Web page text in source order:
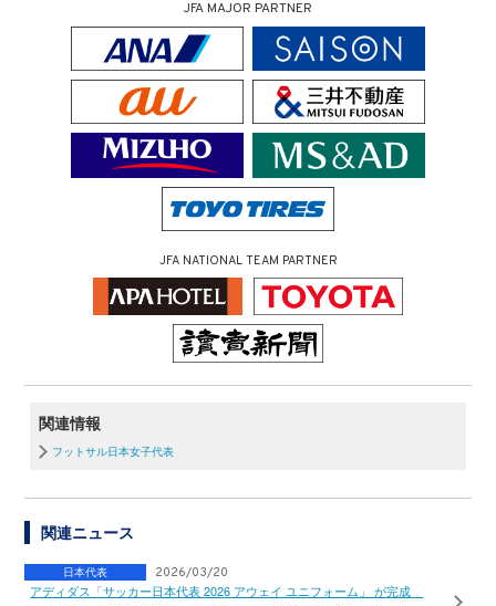
JFA MAJOR PARTNER
JFA NATIONAL TEAM PARTNER
関連情報
フットサル日本女子代表
関連ニュース
日本代表 2026/03/20
アディダス「サッカー日本代表 2026 アウェイ ユニフォーム」 が完成